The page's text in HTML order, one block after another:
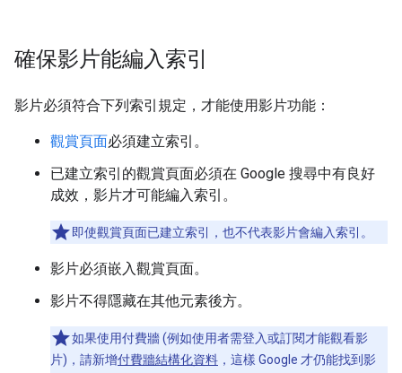
確保影片能編入索引
影片必須符合下列索引規定，才能使用影片功能：
觀賞頁面必須建立索引。
已建立索引的觀賞頁面必須在 Google 搜尋中有良好
成效，影片才可能編入索引。
即使觀賞頁面已建立索引，也不代表影片會編入索引。
影片必須嵌入觀賞頁面。
影片不得隱藏在其他元素後方。
如果使用付費牆 (例如使用者需登入或訂閱才能觀看影
片)，請新增付費牆結構化資料 ，這樣 Google 才仍能找到影